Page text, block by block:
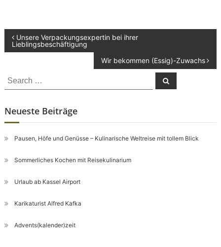
Beitragsnavigation
Unsere Verpackungsexpertin bei ihrer
Lieblingsbeschäftigung
Wir bekommen (Essig)-Zuwachs
Search
for:
Search
Neueste Beiträge
Pausen, Höfe und Genüsse – Kulinarische Weltreise mit tollem Blick
Sommerliches Kochen mit Reisekulinarium
Urlaub ab Kassel Airport
Karikaturist Alfred Kafka
Advents(kalender)zeit